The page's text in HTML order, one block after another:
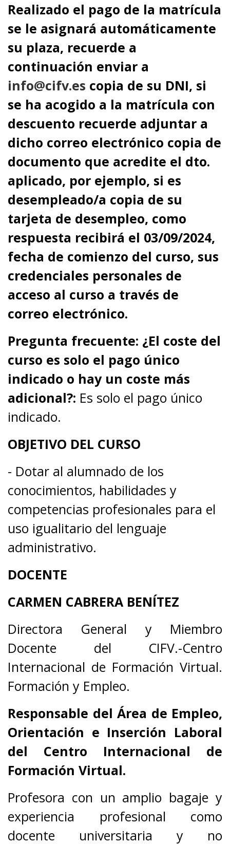
Realizado el pago de la matrícula
se le asignará automáticamente
su plaza, recuerde a
continuación enviar a
info@cifv.es copia de su DNI, si
se ha acogido a la matrícula con
descuento recuerde adjuntar a
dicho correo electrónico copia de
documento que acredite el dto.
aplicado, por ejemplo, si es
desempleado/a copia de su
tarjeta de desempleo, como
respuesta recibirá el 03/09/2024,
fecha de comienzo del curso, sus
credenciales personales de
acceso al curso a través de
correo electrónico.
Pregunta frecuente: ¿El coste del
curso es solo el pago único
indicado o hay un coste más
adicional?: Es solo el pago único
indicado.
OBJETIVO DEL CURSO
- Dotar al alumnado de los
conocimientos, habilidades y
competencias profesionales para el
uso igualitario del lenguaje
administrativo.
DOCENTE
CARMEN CABRERA BENÍTEZ
Directora General y Miembro
Docente del CIFV.-Centro
Internacional de Formación Virtual.
Formación y Empleo.
Responsable del Área de Empleo,
Orientación e Inserción Laboral
del Centro Internacional de
Formación Virtual.
Profesora con un amplio bagaje y
experiencia profesional como
docente universitaria y no